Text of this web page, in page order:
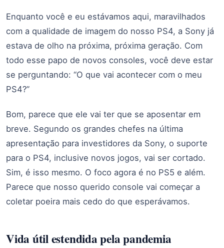
Enquanto você e eu estávamos aqui, maravilhados
com a qualidade de imagem do nosso PS4, a Sony já
estava de olho na próxima, próxima geração. Com
todo esse papo de novos consoles, você deve estar
se perguntando: “O que vai acontecer com o meu
PS4?”
Bom, parece que ele vai ter que se aposentar em
breve. Segundo os grandes chefes na última
apresentação para investidores da Sony, o suporte
para o PS4, inclusive novos jogos, vai ser cortado.
Sim, é isso mesmo. O foco agora é no PS5 e além.
Parece que nosso querido console vai começar a
coletar poeira mais cedo do que esperávamos.
Vida útil estendida pela pandemia